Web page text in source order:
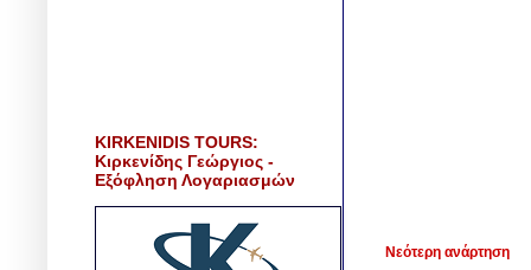
Νεότερη ανάρτηση
KIRKENIDIS TOURS:
Κιρκενίδης Γεώργιος -
Εξόφληση Λογαριασμών